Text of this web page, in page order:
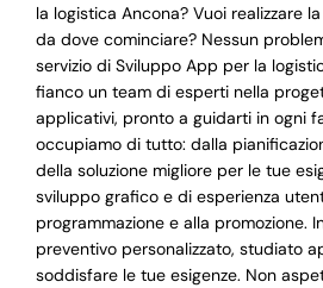
la logistica Ancona? Vuoi realizzare
da dove cominciare? Nessun
servizio di Sviluppo App per la
fianco un team di esperti nella
applicativi, pronto a guidarti in ogni
occupiamo di tutto: dalla
della soluzione migliore per le tue
sviluppo grafico e di esperienza
programmazione e alla promozione.
preventivo personalizzato, studiato
soddisfare le tue esigenze. Non